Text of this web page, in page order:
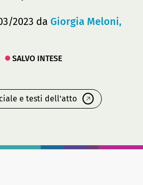
2023 da Giorgia Meloni,
SALVO INTESE
e testi dell'atto